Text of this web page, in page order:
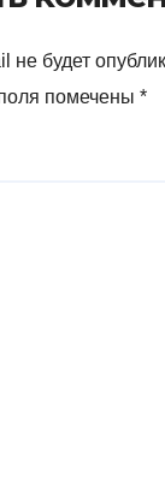
не будет
помечены *